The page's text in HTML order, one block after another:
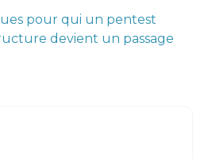
pour qui un pentest
devient un passage